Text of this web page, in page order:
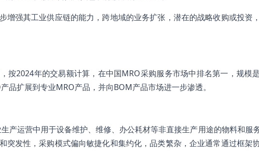
增强其工业供应链的能力，跨地域的业务扩张，潜在的战略收购或投资
按2024年的交易额计算，在中国MRO采购服务市场中排名第一，规模
品扩展到专业MRO产品，并向BOM产品市场进一步渗透。
产运营中用于设备维护、维修、办公耗材等非直接生产用途的物料和服
突发性，采购模式偏向敏捷化和集约化，品类繁杂，企业通常通过框架